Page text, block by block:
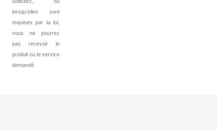
lorsqu’elles sont
requises par la loi,
vous ne pourrez
pas recevoir le
produit ou le service
demandé.